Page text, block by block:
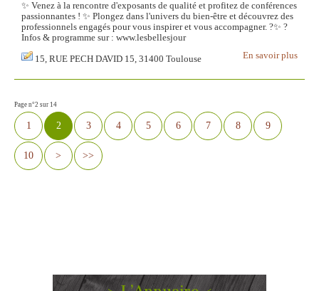
✨ Venez à la rencontre d'exposants de qualité et profitez de conférences
passionnantes ! ✨ Plongez dans l'univers du bien-être et découvrez des
professionnels engagés pour vous inspirer et vous accompagner. ?✨ ?
Infos & programme sur : www.lesbellesjour
En savoir plus
15, RUE PECH DAVID 15, 31400 Toulouse
Page n°2 sur 14
1 2 3 4 5 6 7 8 9
10 > >>